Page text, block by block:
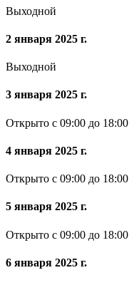
Выходной
2 января 2025 г.
Выходной
3 января 2025 г.
Открыто с 09:00 до 18:00
4 января 2025 г.
Открыто с 09:00 до 18:00
5 января 2025 г.
Открыто с 09:00 до 18:00
6 января 2025 г.